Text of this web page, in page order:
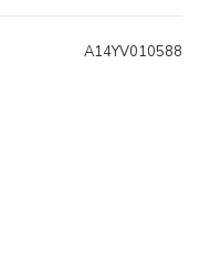
A14YV010588